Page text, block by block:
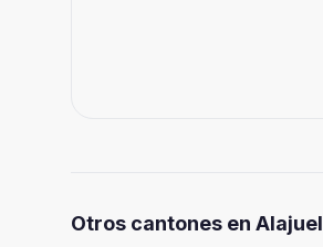
Otros cantones en